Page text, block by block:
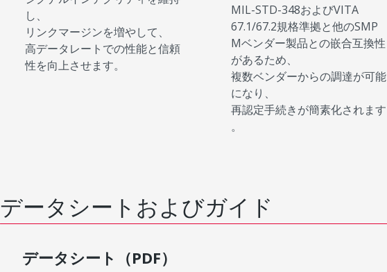
し、
リンクマージンを増やして、
高データレートでの性能と信頼
性を向上させます。
MIL-STD-348およびVITA
67.1/67.2規格準拠と他のSMP
Mベンダー製品との嵌合互換性
があるため、
複数ベンダーからの調達が可能
になり、
再認定手続きが簡素化されます
。
データシートおよびガイド
データシート（PDF）